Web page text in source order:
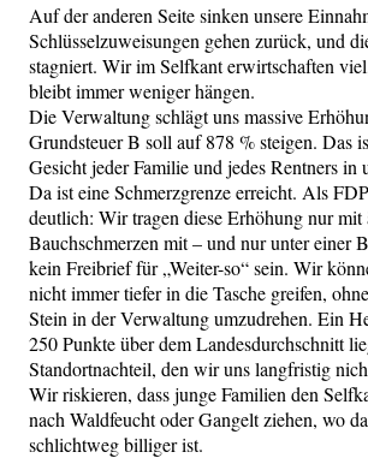
Auf der anderen Seite sinken unsere
Schlüsselzuweisungen gehen zurück, und
stagniert. Wir im Selfkant erwirtschaften
bleibt immer weniger hängen.
Die Verwaltung schlägt uns massive
Grundsteuer B soll auf 878 % steigen. Das
Gesicht jeder Familie und jedes Rentners in
Da ist eine Schmerzgrenze erreicht. Als
deutlich: Wir tragen diese Erhöhung nur mit
Bauchschmerzen mit – und nur unter einer
kein Freibrief für „Weiter-so“ sein. Wir
nicht immer tiefer in die Tasche greifen,
Stein in der Verwaltung umzudrehen. Ein
250 Punkte über dem Landesdurchschnitt
Standortnachteil, den wir uns langfristig
Wir riskieren, dass junge Familien den
nach Waldfeucht oder Gangelt ziehen, wo
schlichtweg billiger ist.